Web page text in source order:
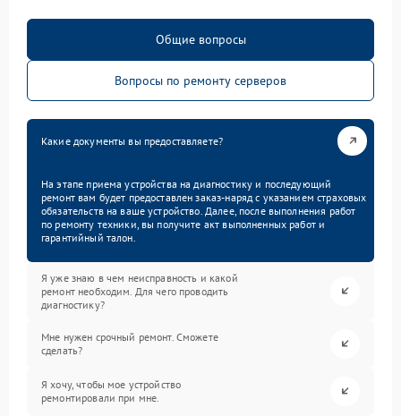
Общие вопросы
Вопросы по ремонту серверов
Какие документы вы предоставляете?
На этапе приема устройства на диагностику и последующий
ремонт вам будет предоставлен заказ-наряд с указанием страховых
обязательств на ваше устройство. Далее, после выполнения работ
по ремонту техники, вы получите акт выполненных работ и
гарантийный талон.
Я уже знаю в чем неисправность и какой
ремонт необходим. Для чего проводить
диагностику?
Мне нужен срочный ремонт. Сможете
сделать?
Я хочу, чтобы мое устройство
ремонтировали при мне.